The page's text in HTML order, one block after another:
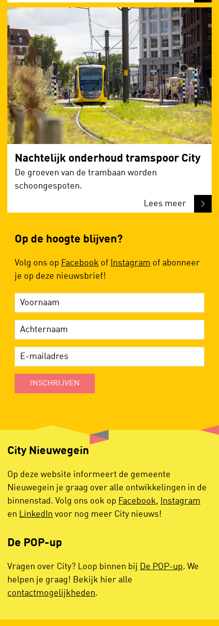
Nachtelijk onderhoud tramspoor City
De groeven van de trambaan worden
schoongespoten.
Lees meer
Op de hoogte blijven?
Volg ons op Facebook of Instagram of abonneer
je op deze nieuwsbrief!
INSCHRIJVEN
City Nieuwegein
Op deze website informeert de gemeente
Nieuwegein je graag over alle ontwikkelingen in de
binnenstad. Volg ons ook op Facebook,
Instagram
en
LinkedIn voor nog meer City nieuws!
De POP-up
Vragen over City? Loop binnen bij De POP-up. We
helpen je graag! Bekijk hier alle
contactmogelijkheden.